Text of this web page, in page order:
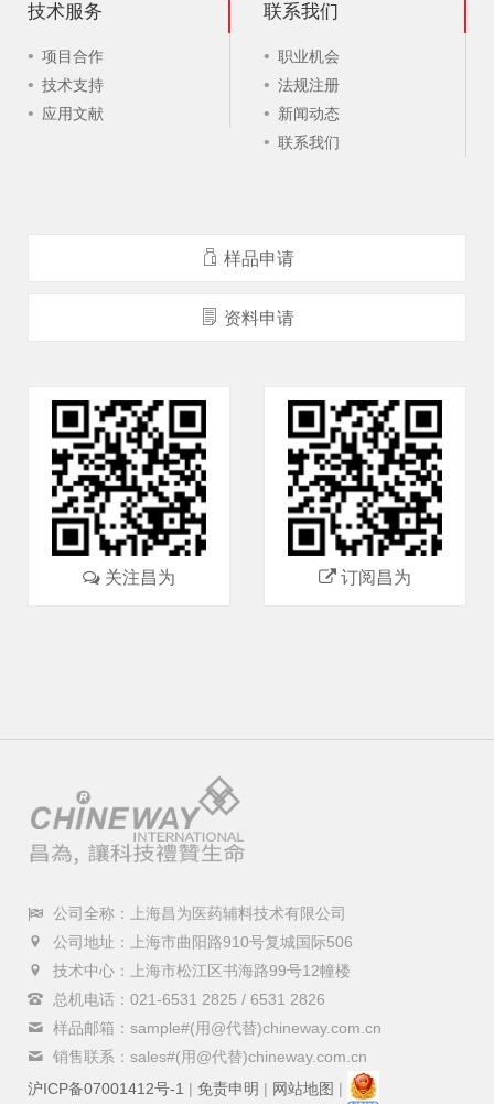
技术服务
项目合作
技术支持
应用文献
联系我们
职业机会
法规注册
新闻动态
联系我们
样品申请
资料申请
关注昌为 订阅昌为
公司全称：上海昌为医药辅料技术有限公司
公司地址：上海市曲阳路910号复城国际506
技术中心：上海市松江区书海路99号12幢楼
总机电话：021-6531 2825 / 6531 2826
样品邮箱：sample#(用@代替)chineway.com.cn
销售联系：sales#(用@代替)chineway.com.cn
沪ICP备07001412号-1 | 免责申明 | 网站地图 |